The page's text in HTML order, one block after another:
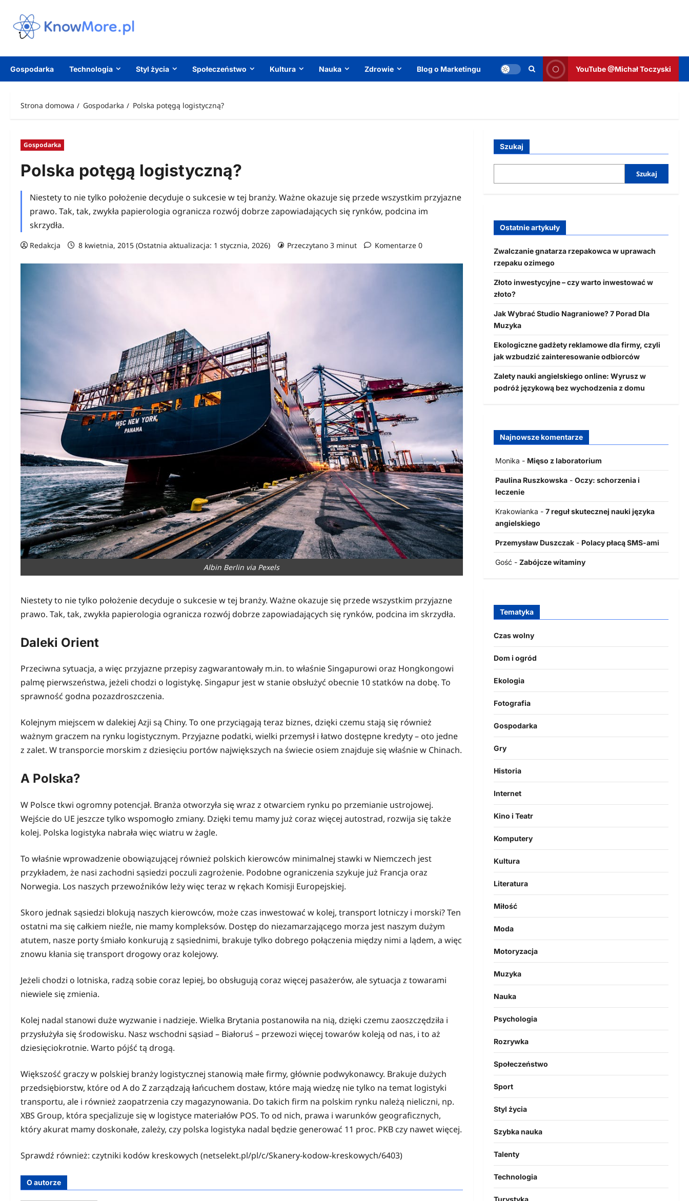
treści
Gospodarka Technologia Styl życia Społeczeństwo Kultura Nauka Zdrowie Blog o Marketingu YouTube @Michał Toczyski
Strona domowa Gospodarka Polska potęgą logistyczną?
Gospodarka
Polska potęgą logistyczną?
Niestety to nie tylko położenie decyduje o sukcesie w tej branży. Ważne okazuje się przede wszystkim przyjazne
prawo. Tak, tak, zwykła papierologia ogranicza rozwój dobrze zapowiadających się rynków, podcina im
skrzydła.
Redakcja 8 kwietnia, 2015 (Ostatnia aktualizacja: 1 stycznia, 2026) Przeczytano 3 minut Komentarze 0
Albin Berlin via Pexels
Niestety to nie tylko położenie decyduje o sukcesie w tej branży. Ważne okazuje się przede wszystkim przyjazne
prawo. Tak, tak, zwykła papierologia ogranicza rozwój dobrze zapowiadających się rynków, podcina im skrzydła.
Daleki Orient
Przeciwna sytuacja, a więc przyjazne przepisy zagwarantowały m.in. to właśnie Singapurowi oraz Hongkongowi
palmę pierwszeństwa, jeżeli chodzi o logistykę. Singapur jest w stanie obsłużyć obecnie 10 statków na dobę. To
sprawność godna pozazdroszczenia.
Kolejnym miejscem w dalekiej Azji są Chiny. To one przyciągają teraz biznes, dzięki czemu stają się również
ważnym graczem na rynku logistycznym. Przyjazne podatki, wielki przemysł i łatwo dostępne kredyty – oto jedne
z zalet. W transporcie morskim z dziesięciu portów największych na świecie osiem znajduje się właśnie w Chinach.
A Polska?
W Polsce tkwi ogromny potencjał. Branża otworzyła się wraz z otwarciem rynku po przemianie ustrojowej.
Wejście do UE jeszcze tylko wspomogło zmiany. Dzięki temu mamy już coraz więcej autostrad, rozwija się także
kolej. Polska logistyka nabrała więc wiatru w żagle.
To właśnie wprowadzenie obowiązującej również polskich kierowców minimalnej stawki w Niemczech jest
przykładem, że nasi zachodni sąsiedzi poczuli zagrożenie. Podobne ograniczenia szykuje już Francja oraz
Norwegia. Los naszych przewoźników leży więc teraz w rękach Komisji Europejskiej.
Skoro jednak sąsiedzi blokują naszych kierowców, może czas inwestować w kolej, transport lotniczy i morski? Ten
ostatni ma się całkiem nieźle, nie mamy kompleksów. Dostęp do niezamarzającego morza jest naszym dużym
atutem, nasze porty śmiało konkurują z sąsiednimi, brakuje tylko dobrego połączenia między nimi a lądem, a więc
znowu kłania się transport drogowy oraz kolejowy.
Jeżeli chodzi o lotniska, radzą sobie coraz lepiej, bo obsługują coraz więcej pasażerów, ale sytuacja z towarami
niewiele się zmienia.
Kolej nadal stanowi duże wyzwanie i nadzieje. Wielka Brytania postanowiła na nią, dzięki czemu zaoszczędziła i
przysłużyła się środowisku. Nasz wschodni sąsiad – Białoruś – przewozi więcej towarów koleją od nas, i to aż
dziesięciokrotnie. Warto pójść tą drogą.
Większość graczy w polskiej branży logistycznej stanowią małe firmy, głównie podwykonawcy. Brakuje dużych
przedsiębiorstw, które od A do Z zarządzają łańcuchem dostaw, które mają wiedzę nie tylko na temat logistyki
transportu, ale i również zaopatrzenia czy magazynowania. Do takich firm na polskim rynku należą nieliczni, np.
XBS Group, która specjalizuje się w logistyce materiałów POS. To od nich, prawa i warunków geograficznych,
który akurat mamy doskonałe, zależy, czy polska logistyka nadal będzie generować 11 proc. PKB czy nawet więcej.
Sprawdź również: czytniki kodów kreskowych (netselekt.pl/pl/c/Skanery-kodow-kreskowych/6403)
O autorze
Szukaj
Szukaj
Ostatnie artykuły
Zwalczanie gnatarza rzepakowca w uprawach
rzepaku ozimego
Złoto inwestycyjne – czy warto inwestować w
złoto?
Jak Wybrać Studio Nagraniowe? 7 Porad Dla
Muzyka
Ekologiczne gadżety reklamowe dla firmy, czyli
jak wzbudzić zainteresowanie odbiorców
Zalety nauki angielskiego online: Wyrusz w
podróż językową bez wychodzenia z domu
Najnowsze komentarze
Monika - Mięso z laboratorium
Paulina Ruszkowska- Oczy: schorzenia i
leczenie
Krakowianka - 7 reguł skutecznej nauki języka
angielskiego
Przemysław Duszczak- Polacy płacą SMS-ami
Gość - Zabójcze witaminy
Tematyka
Czas wolny
Dom i ogród
Ekologia
Fotografia
Gospodarka
Gry
Historia
Internet
Kino i Teatr
Komputery
Kultura
Literatura
Miłość
Moda
Motoryzacja
Muzyka
Nauka
Psychologia
Rozrywka
Społeczeństwo
Sport
Styl życia
Szybka nauka
Talenty
Technologia
Turystyka